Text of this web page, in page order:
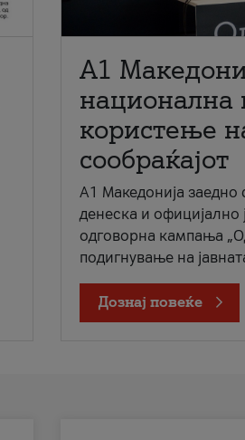
A1
национална
користење
сообраќајот
A1 Македонија
денеска и официјално
одговорна кампања
подигнување на
Дознај повеќе